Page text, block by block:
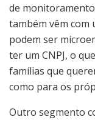
de
também vêm
podem ser
ter um CNPJ, o
famílias que
como para os
Outro segmento